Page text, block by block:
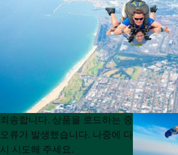
Product
List
Product
List
죄송합니다. 상품을 로드하는 중
오류가 발생했습니다. 나중에 다
시 시도해 주세요.